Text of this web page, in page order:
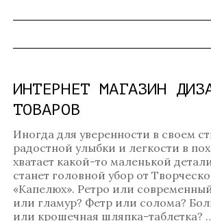
ИНТЕРНЕТ МАГАЗИН
ТОВАРОВ
Иногда для уверенности в своем
радостной улыбки и легкости в
хватает какой-то маленькой
станет головной убор от
«Капелюх». Ретро или
или гламур? Фетр или солома?
или крошечная шляпка-таблетка?